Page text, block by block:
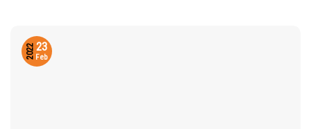
23
Feb
2022